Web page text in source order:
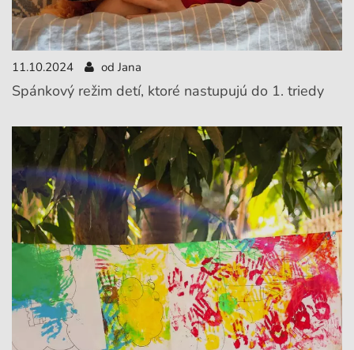
11.10.2024 od Jana
Spánkový režim detí, ktoré nastupujú do 1. triedy